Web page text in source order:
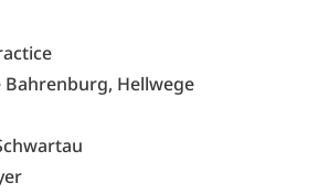
Bahrenburg, Hellwege